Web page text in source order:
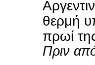
θερμή
πρωί
Πριν